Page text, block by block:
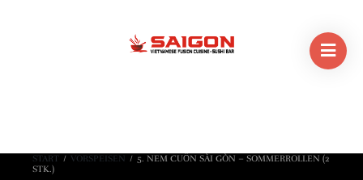
START / VORSPEISEN / 5. NEM CUỐN SÀI GÒN – SOMMERROLLEN (2
STK.)